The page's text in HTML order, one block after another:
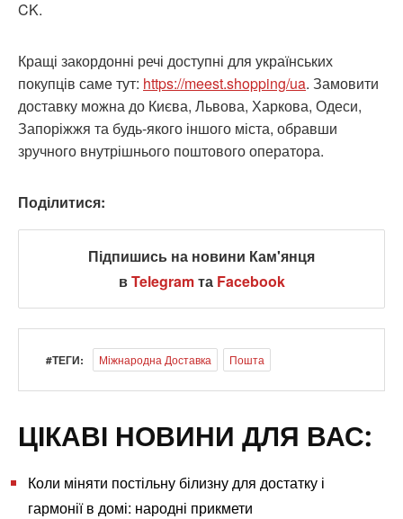
CK.
Кращі закордонні речі доступні для українських
покупців саме тут: https://meest.shopping/ua. Замовити
доставку можна до Києва, Львова, Харкова, Одеси,
Запоріжжя та будь-якого іншого міста, обравши
зручного внутрішнього поштового оператора.
Поділитися:
Підпишись на новини Кам'янця
вTelegramта Facebook
#ТЕГИ: Міжнародна Доставка Пошта
ЦІКАВІ НОВИНИ ДЛЯ ВАС:
Коли міняти постільну білизну для достатку і
гармонії в домі: народні прикмети